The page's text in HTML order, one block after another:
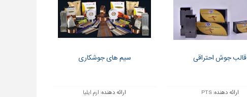
قالب جوش احتراقی
ارائه دهنده:PTS
سیم های جوشکاری
ارائه دهنده: ارم ایلیا